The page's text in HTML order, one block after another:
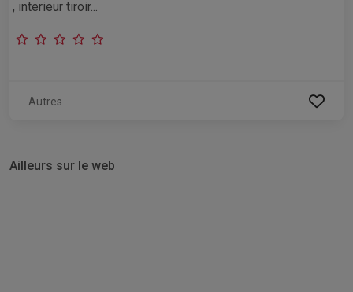
, interieur tiroir...
Autres
Ailleurs sur le web